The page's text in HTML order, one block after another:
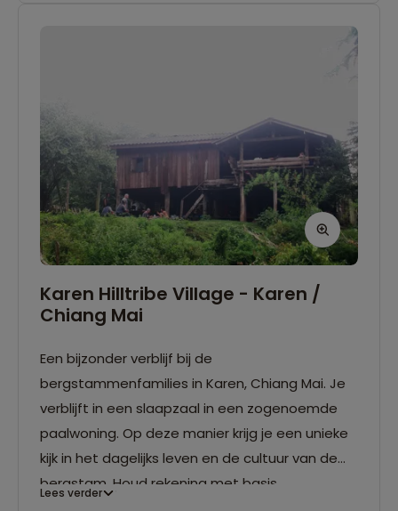
Karen Hilltribe Village - Karen /
Chiang Mai
Een bijzonder verblijf bij de
bergstammenfamilies in Karen, Chiang Mai. Je
verblijft in een slaapzaal in een zogenoemde
paalwoning. Op deze manier krijg je een unieke
kijk in het dagelijks leven en de cultuur van de
bergstam. Houd rekening met basis
Lees verder